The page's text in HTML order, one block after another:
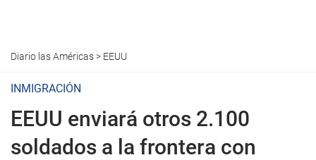
Diario las Américas> EEUU
INMIGRACIÓN
EEUU enviará otros 2.100
soldados a la frontera con